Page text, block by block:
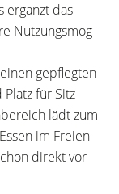
ergänzt das
Nutzungsmög-
gepflegten
für Sitz-
lädt zum
im Freien
direkt vor